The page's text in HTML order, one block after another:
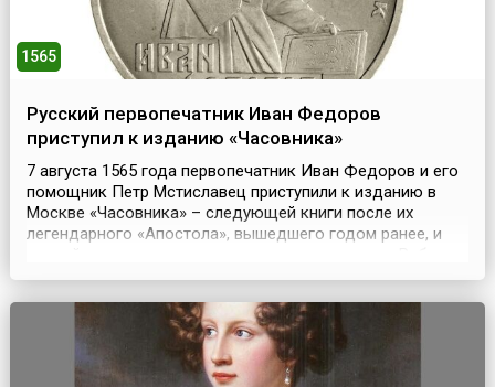
1565
Русский первопечатник Иван Федоров
приступил к изданию «Часовника»
7 августа 1565 года первопечатник Иван Федоров и его
помощник Петр Мстиславец приступили к изданию в
Москве «Часовника» – следующей книги после их
легендарного «Апостола», вышедшего годом ранее, и
завершили в конце сентября. «Часовник», сборник
обучении грамоте, разошелся быстро, после чего посл...